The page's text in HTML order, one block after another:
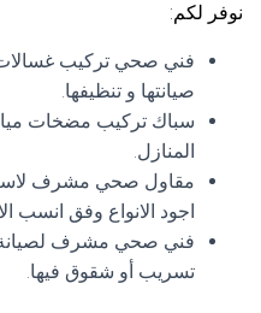
نوفر لكم:
فني صحي تركيب غسالات
صيانتها و تنظيفها.
سباك تركيب مضخات مياه
المنازل.
مقاول صحي مشرف
اجود الانواع وفق انسب
فني صحي مشرف لصيانة
تسريب أو شقوق فيها.